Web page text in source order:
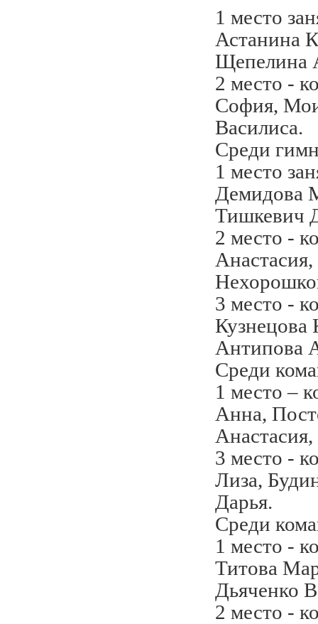
1 место
Астанина
Щепелина
2 место -
София,
Василиса.
Среди
1 место
Демидова
Тишкевич
2 место -
3 место -
Кузнецова
Антипова
Среди
1 место –
Анна,
3 место -
Лиза,
Дарья.
Среди
1 место -
Титова
Дьяченко
2 место -